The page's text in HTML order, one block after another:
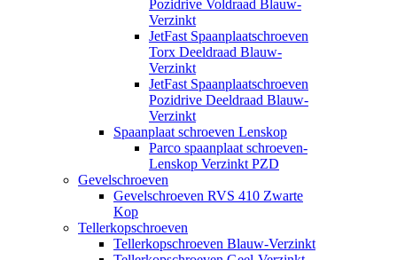
Pozidrive Voldraad Blauw-
Verzinkt
JetFast Spaanplaatschroeven
Torx Deeldraad Blauw-
Verzinkt
JetFast Spaanplaatschroeven
Pozidrive Deeldraad Blauw-
Verzinkt
Spaanplaat schroeven Lenskop
Parco spaanplaat schroeven-
Lenskop Verzinkt PZD
Gevelschroeven
Gevelschroeven RVS 410 Zwarte
Kop
Tellerkopschroeven
Tellerkopschroeven Blauw-Verzinkt